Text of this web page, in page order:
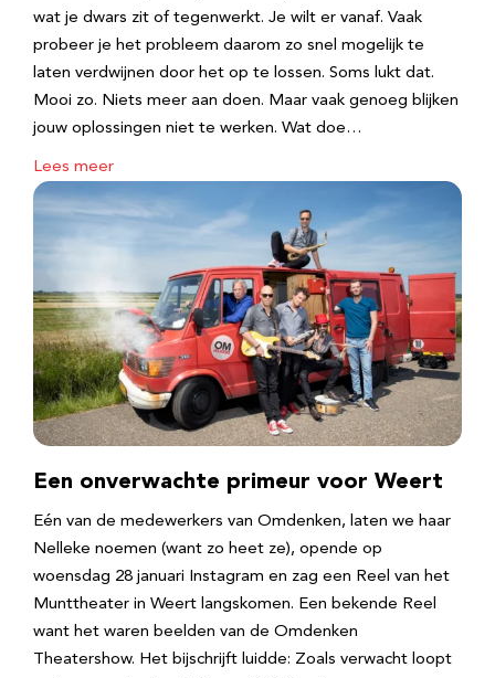
wat je dwars zit of tegenwerkt. Je wilt er vanaf. Vaak
probeer je het probleem daarom zo snel mogelijk te
laten verdwijnen door het op te lossen. Soms lukt dat.
Mooi zo. Niets meer aan doen. Maar vaak genoeg blijken
jouw oplossingen niet te werken. Wat doe…
Lees meer
Een onverwachte primeur voor Weert
Eén van de medewerkers van Omdenken, laten we haar
Nelleke noemen (want zo heet ze), opende op
woensdag 28 januari Instagram en zag een Reel van het
Munttheater in Weert langskomen. Een bekende Reel
want het waren beelden van de Omdenken
Theatershow. Het bijschrijft luidde: Zoals verwacht loopt